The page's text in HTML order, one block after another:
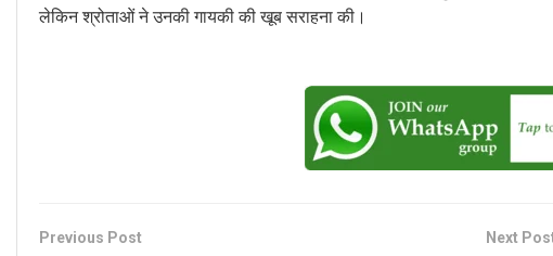
लेकिन श्रोताओं ने उनकी गायकी की खूब सराहना की।
Previous Post Next